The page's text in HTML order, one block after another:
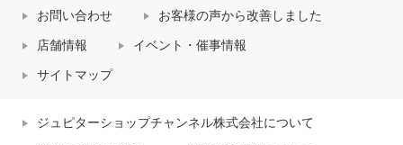
お問い合わせ お客様の声から改善しました
店舗情報 イベント・催事情報
サイトマップ
ジュピターショップチャンネル株式会社について